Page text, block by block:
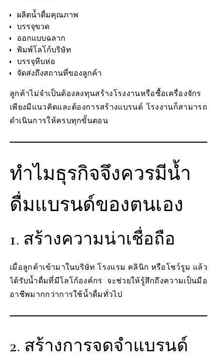
ผลิตน้ำดื่มคุณภาพ
บรรจุขวด
ออกแบบฉลาก
พิมพ์โลโก้บริษัท
บรรจุหีบห่อ
จัดส่งถึงสถานที่ของลูกค้า
ลูกค้าไม่จำเป็นต้องลงทุนสร้างโรงงานหรือซื้อเครื่องจักร
เพียงมีแนวคิดและต้องการสร้างแบรนด์ โรงงานก็สามารถ
ดำเนินการให้ครบทุกขั้นตอน
ทำไมธุรกิจจึงควรมีน้ำ
ดื่มแบรนด์ของตนเอง
1. สร้างความน่าเชื่อถือ
เมื่อลูกค้าเข้ามาในบริษัท โรงแรม คลินิก หรือโชว์รูม แล้ว
ได้รับน้ำดื่มที่มีโลโก้องค์กร จะช่วยให้รู้สึกถึงความเป็นมือ
อาชีพมากกว่าการใช้น้ำดื่มทั่วไป
2. สร้างการจดจำแบรนด์